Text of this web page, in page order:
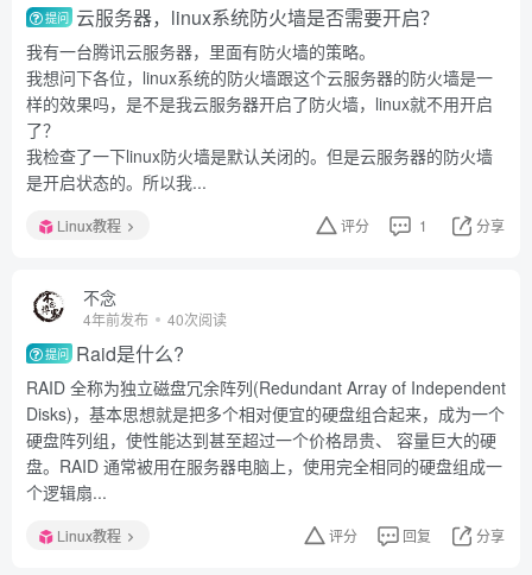
提问 云服务器，linux系统防火墙是否需要开启？
我有一台腾讯云服务器，里面有防火墙的策略。
我想问下各位，linux系统的防火墙跟这个云服务器的防火墙是一
样的效果吗，是不是我云服务器开启了防火墙，linux就不用开启
了？
我检查了一下linux防火墙是默认关闭的。但是云服务器的防火墙
是开启状态的。所以我...
Linux教程 评分 1 分享
不念
4年前发布 40次阅读
提问 Raid是什么?
RAID 全称为独立磁盘冗余阵列(Redundant Array of Independent
Disks)，基本思想就是把多个相对便宜的硬盘组合起来，成为一个
硬盘阵列组，使性能达到甚至超过一个价格昂贵、 容量巨大的硬
盘。RAID 通常被用在服务器电脑上，使用完全相同的硬盘组成一
个逻辑扇...
Linux教程 评分 回复 分享